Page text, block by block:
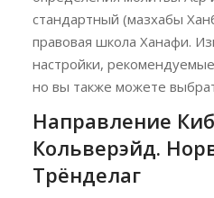
стандартный (мазхабы
правовая школа Ханафи.
настройки,
но вы также можете
Направление
Кольверэйд.
Трёнделаг